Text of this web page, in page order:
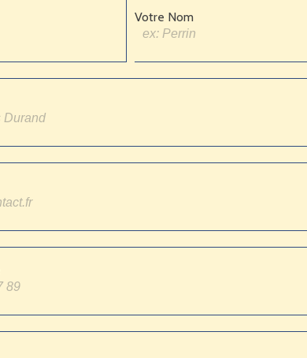
Votre Nom